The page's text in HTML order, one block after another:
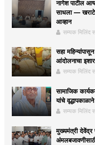
नागेश पाटील
साधला —
आव्हान
सम्यक मिलिंद
सहा
आंदोलनाचा
सम्यक मिलिंद
सामाजिक
यांचे
सम्यक मिलिंद
मुख्यमंत्री देवेंद्र